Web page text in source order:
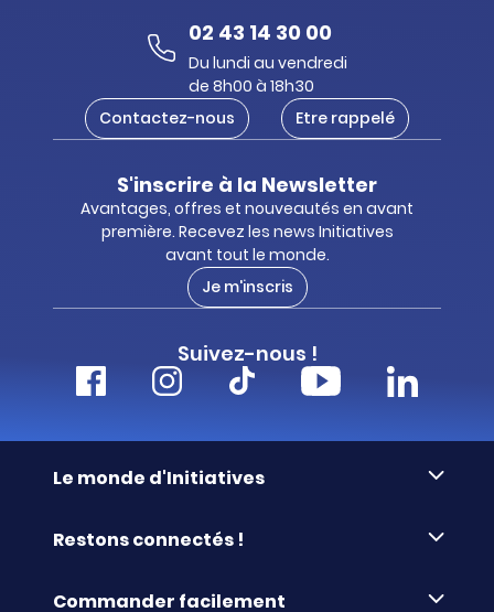
02 43 14 30 00
Du lundi au vendredi
de 8h00 à 18h30
Contactez-nous
Etre rappelé
S'inscrire à la Newsletter
Avantages, offres et nouveautés en avant
première. Recevez les news Initiatives
avant tout le monde.
Je m'inscris
Suivez-nous !
Le monde d'Initiatives
Restons connectés !
Commander facilement